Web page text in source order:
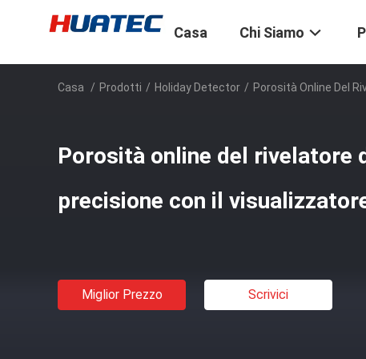
Casa Chi Siamo
Casa / Prodotti / Holiday Detector / Porosità Online Del
Porosità online del rivelatore
precisione con il
Miglior Prezzo Scrivici